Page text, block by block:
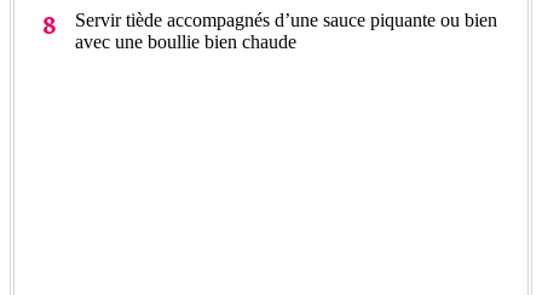
Servir tiède accompagnés d’une sauce piquante ou bien
avec une boullie bien chaude